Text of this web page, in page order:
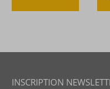
INSCRIPTION